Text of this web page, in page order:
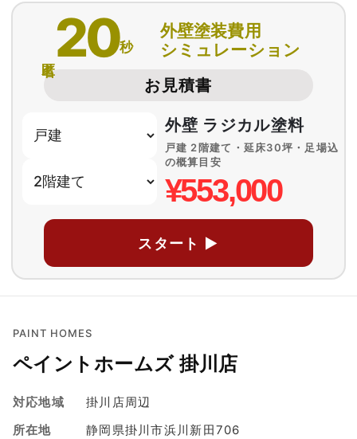
20秒
外壁塗装費用
シミュレーション
お見積書
外壁 ラジカル塗料
戸建 2階建て・延床30坪・足場込
の概算目安
¥553,000
スタート ▶
PAINT HOMES
ペイントホームズ 掛川店
対応地域
掛川店周辺
所在地
静岡県掛川市浜川新田706